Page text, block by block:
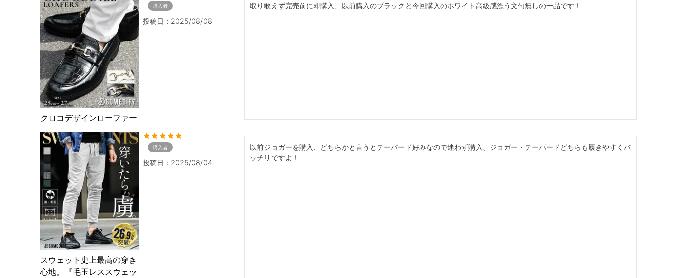
クロコデザインローファー
購入者
投稿日 2025/08/08
取り敢えず完売前に即購入、以前購入のブラックと今回購入のホワイト高級感漂う文句無しの一品です！
スウェット史上最高の穿き
心地。『毛玉レススウェッ
購入者
投稿日 2025/08/04
以前ジョガーを購入、どちらかと言うとテーパード好みなので迷わず購入、ジョガー・テーパードどちらも履きやすくバ
ッチリですよ！